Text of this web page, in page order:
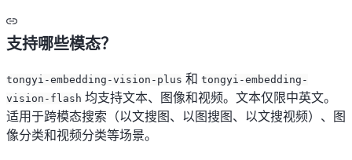
支持哪些模态？
tongyi-embedding-vision-plus 和 tongyi-embedding-
vision-flash 均支持文本、图像和视频。文本仅限中英文。
适用于跨模态搜索（以文搜图、以图搜图、以文搜视频）、图
像分类和视频分类等场景。